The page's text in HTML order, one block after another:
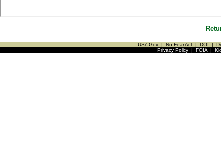
USA Gov | No Fear Act | DOI |
Privacy Policy| FOIA|